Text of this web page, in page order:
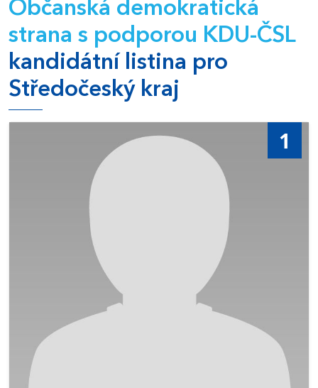
Občanská demokratická
strana s podporou KDU-ČSL
kandidátní listina pro
Středočeský kraj
1